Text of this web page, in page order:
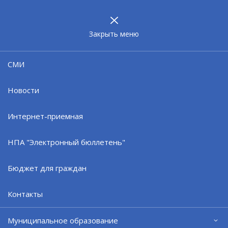
Закрыть меню
СМИ
Новости
Интернет-приемная
НПА "Электронный бюллетень"
Бюджет для граждан
Контакты
Муниципальное образование
25.04.24
ГИБДД призывает
правила дорожного движения